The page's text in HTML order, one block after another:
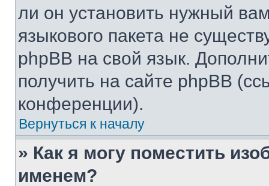
ли он установить нужный
языкового пакета не
phpBB на свой язык.
получить на сайте phpBB
конференции).
Вернуться к началу
» Как я могу поместить
именем?